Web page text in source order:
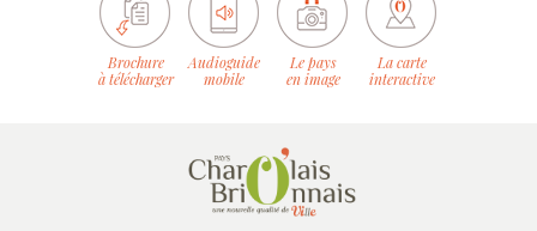
Brochure
à télécharger
Audioguide
mobile
Le pays
en image
La carte
interactive